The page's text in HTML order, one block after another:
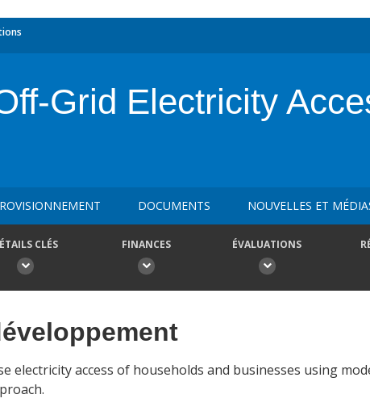
Grid Electricity
DOCUMENTS NOUVELLES ET
CLÉS FINANCES ÉVALUATIONS
electricity access of households and businesses using